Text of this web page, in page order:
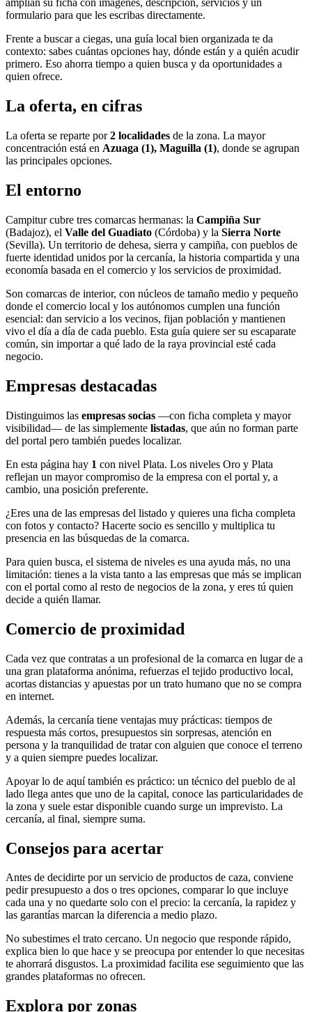
amplían su ficha con imágenes, descripción, servicios y un
formulario para que les escribas directamente.
Frente a buscar a ciegas, una guía local bien organizada te da
contexto: sabes cuántas opciones hay, dónde están y a quién acudir
primero. Eso ahorra tiempo a quien busca y da oportunidades a
quien ofrece.
La oferta, en cifras
La oferta se reparte por2 localidades de la zona. La mayor
concentración está en Azuaga (1), Maguilla (1), donde se agrupan
las principales opciones.
El entorno
Campitur cubre tres comarcas hermanas: la Campiña Sur
(Badajoz), el Valle del Guadiato (Córdoba) y la Sierra Norte
(Sevilla). Un territorio de dehesa, sierra y campiña, con pueblos de
fuerte identidad unidos por la cercanía, la historia compartida y una
economía basada en el comercio y los servicios de proximidad.
Son comarcas de interior, con núcleos de tamaño medio y pequeño
donde el comercio local y los autónomos cumplen una función
esencial: dan servicio a los vecinos, fijan población y mantienen
vivo el día a día de cada pueblo. Esta guía quiere ser su escaparate
común, sin importar a qué lado de la raya provincial esté cada
negocio.
Empresas destacadas
Distinguimos las empresas socias —con ficha completa y mayor
visibilidad— de las simplemente listadas, que aún no forman parte
del portal pero también puedes localizar.
En esta página hay 1 con nivel Plata. Los niveles Oro y Plata
reflejan un mayor compromiso de la empresa con el portal y, a
cambio, una posición preferente.
¿Eres una de las empresas del listado y quieres una ficha completa
con fotos y contacto? Hacerte socio es sencillo y multiplica tu
presencia en las búsquedas de la comarca.
Para quien busca, el sistema de niveles es una ayuda más, no una
limitación: tienes a la vista tanto a las empresas que más se implican
con el portal como al resto de negocios de la zona, y eres tú quien
decide a quién llamar.
Comercio de proximidad
Cada vez que contratas a un profesional de la comarca en lugar de a
una gran plataforma anónima, refuerzas el tejido productivo local,
acortas distancias y apuestas por un trato humano que no se compra
en internet.
Además, la cercanía tiene ventajas muy prácticas: tiempos de
respuesta más cortos, presupuestos sin sorpresas, atención en
persona y la tranquilidad de tratar con alguien que conoce el terreno
y a quien siempre puedes localizar.
Apoyar lo de aquí también es práctico: un técnico del pueblo de al
lado llega antes que uno de la capital, conoce las particularidades de
la zona y suele estar disponible cuando surge un imprevisto. La
cercanía, al final, siempre suma.
Consejos para acertar
Antes de decidirte por un servicio de productos de caza, conviene
pedir presupuesto a dos o tres opciones, comparar lo que incluye
cada una y no quedarte solo con el precio: la cercanía, la rapidez y
las garantías marcan la diferencia a medio plazo.
No subestimes el trato cercano. Un negocio que responde rápido,
explica bien lo que hace y se preocupa por entender lo que necesitas
te ahorrará disgustos. La proximidad facilita ese seguimiento que las
grandes plataformas no ofrecen.
Explora por zonas